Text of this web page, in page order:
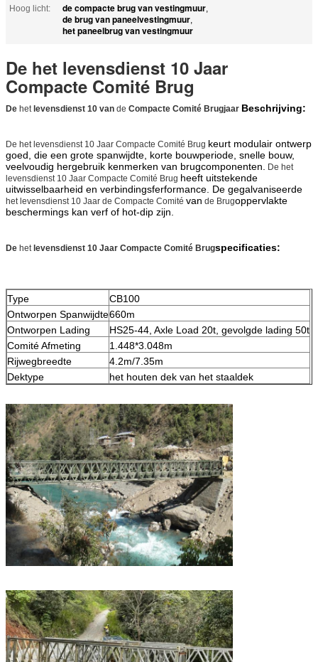
Hoog licht:
de compacte brug van vestingmuur,
de brug van paneelvestingmuur,
het paneelbrug van vestingmuur
De het levensdienst 10 Jaar
Compacte Comité Brug
De hetlevensdienst 10 van de Compacte Comité Brugjaar Beschrijving:
De het levensdienst 10 Jaar Compacte Comité Brug keurt modulair ontwerp
goed, die een grote spanwijdte, korte bouwperiode, snelle bouw,
veelvoudig hergebruik kenmerken van brugcomponenten.
De het
levensdienst 10 Jaar Compacte Comité Brug heeft uitstekende
uitwisselbaarheid en verbindingsferformance. De gegalvaniseerde
het levensdienst 10 Jaar de Compacte Comité van de Brugoppervlakte
beschermings kan verf of hot-dip zijn.
De hetlevensdienst 10 Jaar Compacte Comité Brugspecificaties:
Type
CB100
Ontworpen Spanwijdte660m
Ontworpen Lading
HS25-44, Axle Load 20t, gevolgde lading 50t
Comité Afmeting
1.448*3.048m
Rijwegbreedte
4.2m/7.35m
Dektype
het houten dek van het staaldek